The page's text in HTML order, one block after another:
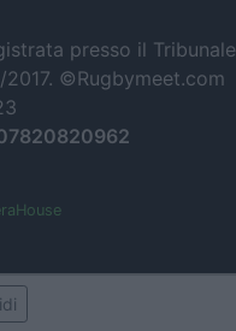
presso il Tribunale
©Rugbymeet.com